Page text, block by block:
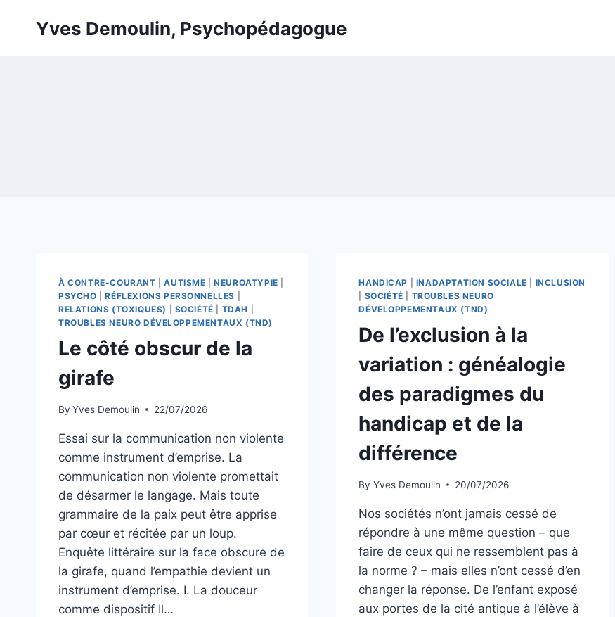
Yves Demoulin, Psychopédagogue
À CONTRE-COURANT |AUTISME |NEUROATYPIE
PSYCHO |RÉFLEXIONS PERSONNELLES
RELATIONS (TOXIQUES)
SOCIÉTÉ TDAH
TROUBLES NEURO DÉVELOPPEMENTAUX (TND)
Le côté obscur de la
girafe
By Yves Demoulin 22/07/2026
Essai sur la communication non violente
comme instrument d’emprise. La
communication non violente promettait
de désarmer le langage. Mais toute
grammaire de la paix peut être apprise
par cœur et récitée par un loup.
Enquête littéraire sur la face obscure de
la girafe, quand l’empathie devient un
instrument d’emprise. I. La douceur
comme dispositif Il…
HANDICAP INADAPTATION SOCIALE
INCLUSION
SOCIÉTÉ
TROUBLES NEURO
DÉVELOPPEMENTAUX (TND)
De l’exclusion à la
variation : généalogie
des paradigmes du
handicap et de la
différence
By Yves Demoulin 20/07/2026
Nos sociétés n’ont jamais cessé de
répondre à une même question – que
faire de ceux qui ne ressemblent pas à
la norme ? – mais elles n’ont cessé d’en
changer la réponse. De l’enfant exposé
aux portes de la cité antique à l’élève à